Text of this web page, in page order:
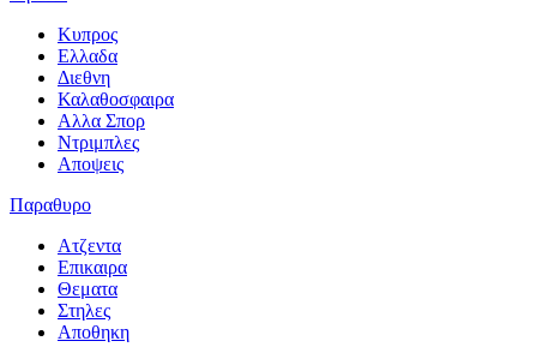
Κυπρος
Ελλαδα
Διεθνη
Καλαθοσφαιρα
Αλλα Σπορ
Ντριμπλες
Αποψεις
Παραθυρο
Ατζεντα
Επικαιρα
Θεματα
Στηλες
Αποθηκη